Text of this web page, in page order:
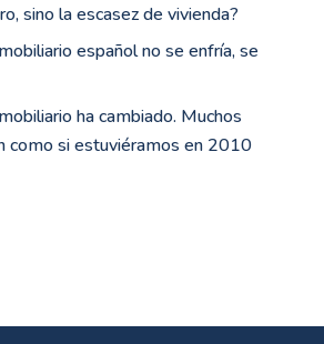
sino la escasez de vivienda?
español no se enfría, se
ha cambiado. Muchos
como si estuviéramos en 2010